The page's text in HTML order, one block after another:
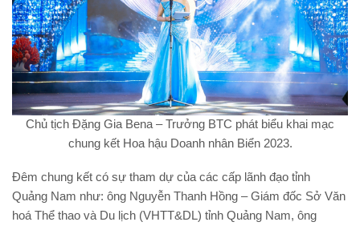
Chủ tịch Đặng Gia Bena – Trưởng BTC phát biểu khai mạc
chung kết Hoa hậu Doanh nhân Biển 2023.
Đêm chung kết có sự tham dự của các cấp lãnh đạo tỉnh
Quảng Nam như: ông Nguyễn Thanh Hồng – Giám đốc Sở Văn
hoá Thể thao và Du lịch (VHTT&DL) tỉnh Quảng Nam, ông